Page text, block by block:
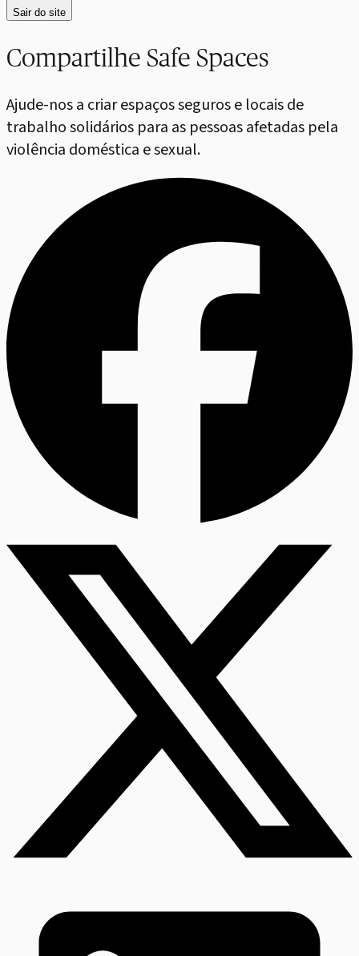
Sair do site
Compartilhe Safe Spaces
Ajude-nos a criar espaços seguros e locais de
trabalho solidários para as pessoas afetadas pela
violência doméstica e sexual.